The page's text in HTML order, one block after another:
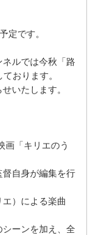
定です。
ルでは今秋「路
おります。
いたします。
画「キリエのう
自身が編集を行
）による楽曲
ーンを加え、全